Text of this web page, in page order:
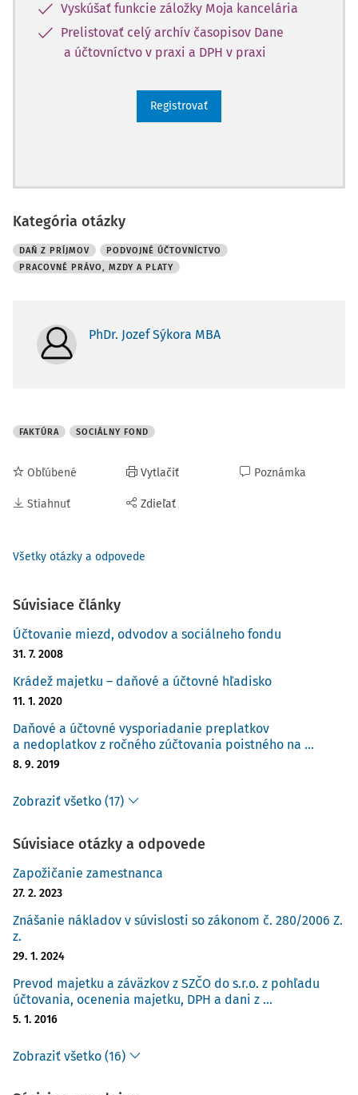
Vyskúšať funkcie záložky Moja kancelária
Prelistovať celý archív časopisov Dane
a účtovníctvo v praxi a DPH v praxi
Registrovať
Kategória otázky
DAŇ Z PRÍJMOV
PODVOJNÉ ÚČTOVNÍCTVO
PRACOVNÉ PRÁVO, MZDY A PLATY
PhDr. Jozef Sýkora MBA
FAKTÚRA SOCIÁLNY FOND
Obľúbené
Stiahnuť
Vytlačiť
Zdieľať
Poznámka
Všetky otázky a odpovede
Súvisiace články
Účtovanie miezd, odvodov a sociálneho fondu
31. 7. 2008
Krádež majetku – daňové a účtovné hľadisko
11. 1. 2020
Daňové a účtovné vysporiadanie preplatkov
a nedoplatkov z ročného zúčtovania poistného na ...
8. 9. 2019
Zobraziť všetko (17)
Súvisiace otázky a odpovede
Zapožičanie zamestnanca
27. 2. 2023
Znášanie nákladov v súvislosti so zákonom č. 280/2006 Z.
z.
29. 1. 2024
Prevod majetku a záväzkov z SZČO do s.r.o. z pohľadu
účtovania, ocenenia majetku, DPH a dani z ...
5. 1. 2016
Zobraziť všetko (16)